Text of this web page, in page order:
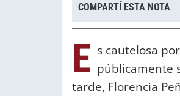
COMPARTÍ ESTA NOTA
E s cautelosa
públicamente
tarde, Florencia